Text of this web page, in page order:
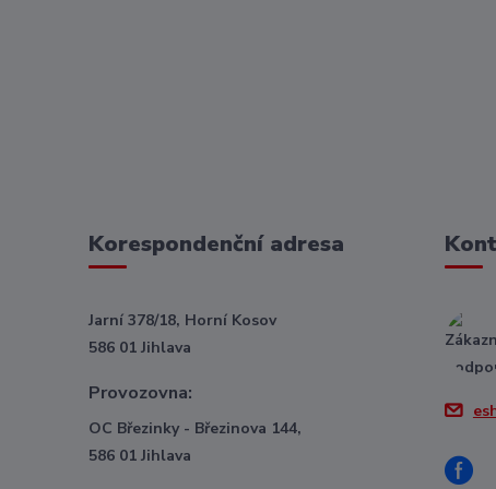
Korespondenční adresa
Jarní 378/18, Horní Kosov
586 01 Jihlava
Provozovna:
OC Březinky - Březinova 144,
586 01 Jihlava